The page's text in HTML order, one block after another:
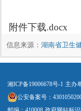
附件下载.docx
信息来源： 湖南省卫生
湘ICP备19006678号-1 主办
公安备案号：